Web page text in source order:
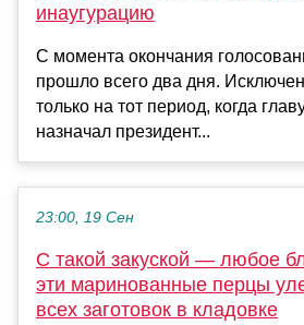
инаугурацию
С момента окончания
прошло всего два дня.
только на тот период, когда
назначал президент...
23:00, 19 Сен
С такой закуской — любое
эти маринованные перцы
всех заготовок в кладовке